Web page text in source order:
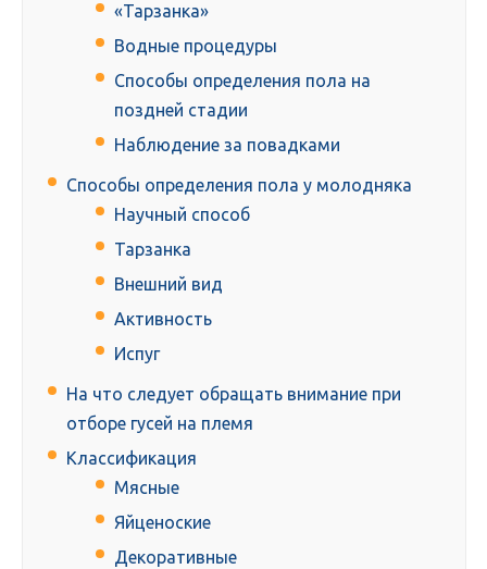
«Тарзанка»
Водные процедуры
Способы определения пола на
поздней стадии
Наблюдение за повадками
Способы определения пола у молодняка
Научный способ
Тарзанка
Внешний вид
Активность
Испуг
На что следует обращать внимание при
отборе гусей на племя
Классификация
Мясные
Яйценоские
Декоративные